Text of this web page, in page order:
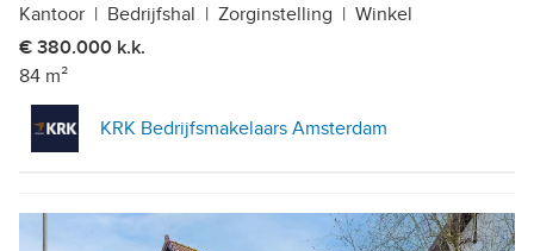
Kantoor | Bedrijfshal | Zorginstelling | Winkel
€ 380.000 k.k.
84 m²
KRK Bedrijfsmakelaars Amsterdam